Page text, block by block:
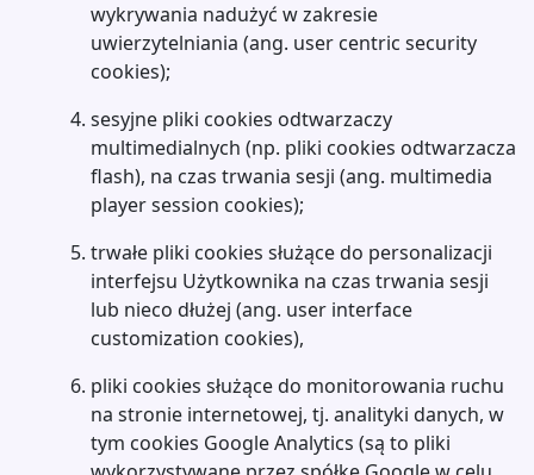
wykrywania nadużyć w zakresie
uwierzytelniania (ang. user centric security
cookies);
sesyjne pliki cookies odtwarzaczy
multimedialnych (np. pliki cookies odtwarzacza
flash), na czas trwania sesji (ang. multimedia
player session cookies);
trwałe pliki cookies służące do personalizacji
interfejsu Użytkownika na czas trwania sesji
lub nieco dłużej (ang. user interface
customization cookies),
pliki cookies służące do monitorowania ruchu
na stronie internetowej, tj. analityki danych, w
tym cookies Google Analytics (są to pliki